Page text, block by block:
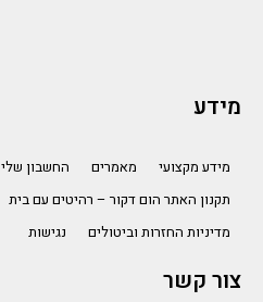
מידע
מידע מקצועי מאמרים החשבון שלי
תקנון האתר הום דקור – רהיטים עם בית
מדיניות החזרות וביטולים
נגישות
צור קשר